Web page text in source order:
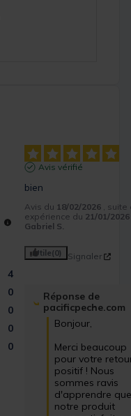
4
0
0
0
0
Avis vérifié
bien
Avis du 18/02/2026 , suite
expérience du 21/01/2026
Gabriel S.
Utile(0) Signaler
Réponse de
pacificpeche.com
Bonjour,
Merci beaucoup
pour votre
positif ! Nous
sommes ravis
d'apprendre
notre produit